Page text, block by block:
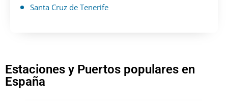
Santa Cruz de Tenerife
Estaciones y Puertos populares en
España